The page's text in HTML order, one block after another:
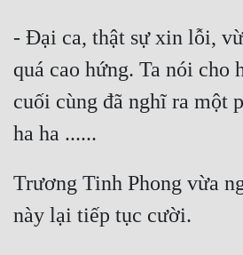
- Đại ca, thật sự xin lỗi,
quá cao hứng. Ta nói cho
cuối cùng đã nghĩ ra một
Trương Tinh Phong vừa